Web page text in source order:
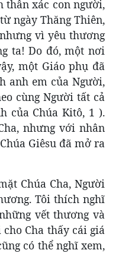
thân xác con người,
ngày Thăng Thiên,
vì yêu thương
ta! Do đó, một nơi
một Giáo phụ đã
anh em của Người,
cùng Người tất cả
của Chúa Kitô, 1 ).
nhưng với nhân
Giêsu đã mở ra
Chúa Cha, Người
Tôi thích nghĩ
vết thương và
Cha thấy cái giá
có thể nghĩ xem,